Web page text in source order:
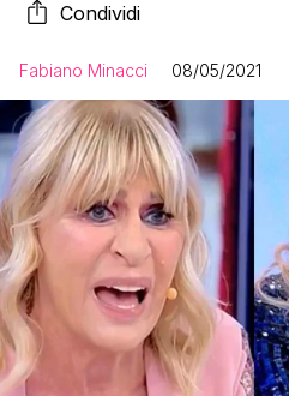
Condividi
Fabiano Minacci 08/05/2021